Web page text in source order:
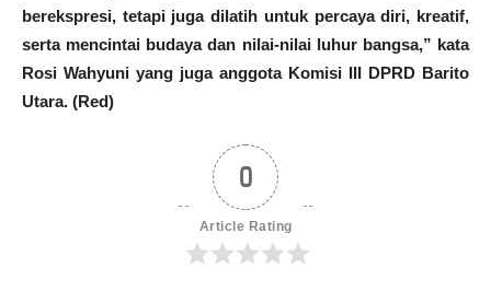
berekspresi, tetapi juga dilatih untuk percaya diri, kreatif,
serta mencintai budaya dan nilai-nilai luhur bangsa,” kata
Rosi Wahyuni yang juga anggota Komisi III DPRD Barito
Utara. (Red)
0
Article Rating